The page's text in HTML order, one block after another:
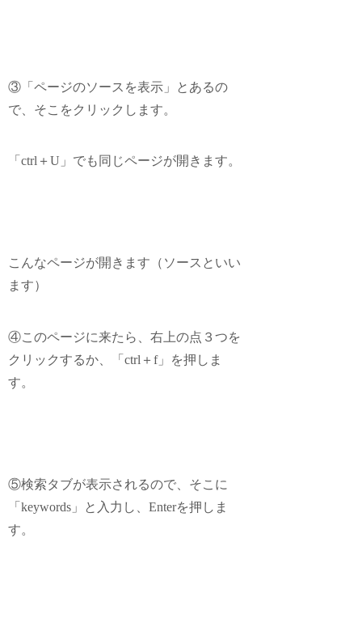
③「ページのソースを表示」とあるの
で、そこをクリックします。
「ctrl＋U」でも同じページが開きます。
こんなページが開きます（ソースといい
ます）
④このページに来たら、右上の点３つを
クリックするか、「ctrl＋f」を押しま
す。
⑤検索タブが表示されるので、そこに
「keywords」と入力し、Enterを押しま
す。